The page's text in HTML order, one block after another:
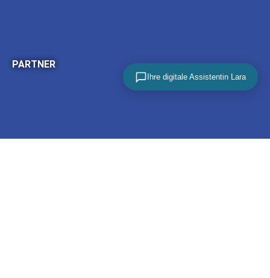
PARTNER
Ihre digitale Assistentin Lara